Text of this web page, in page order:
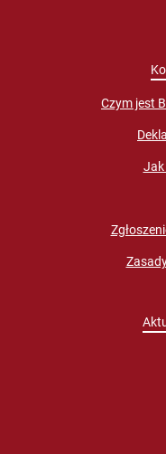
Czym jest
Jak